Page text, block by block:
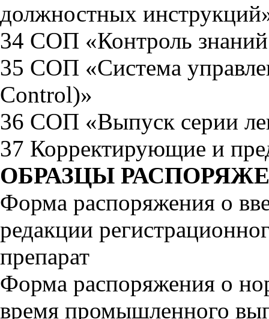
должностных
34 СОП «Контроль
35 СОП «Система
Control)»
36 СОП «Выпуск серии
37 Корректирующие и
ОБРАЗЦЫ
Форма распоряжения о
редакции
препарат
Форма распоряжения о
время промышленного